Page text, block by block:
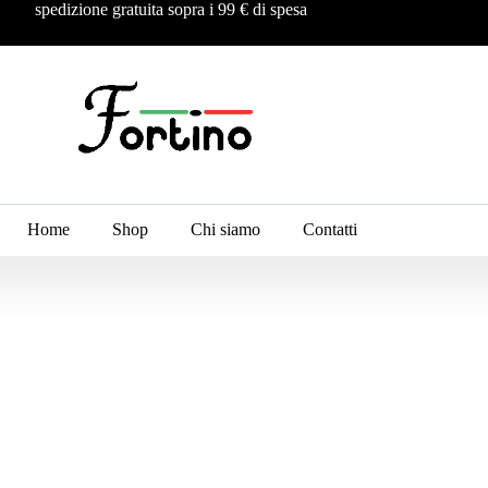
spedizione gratuita sopra i 99 € di spesa
Home Shop Chi siamo Contatti